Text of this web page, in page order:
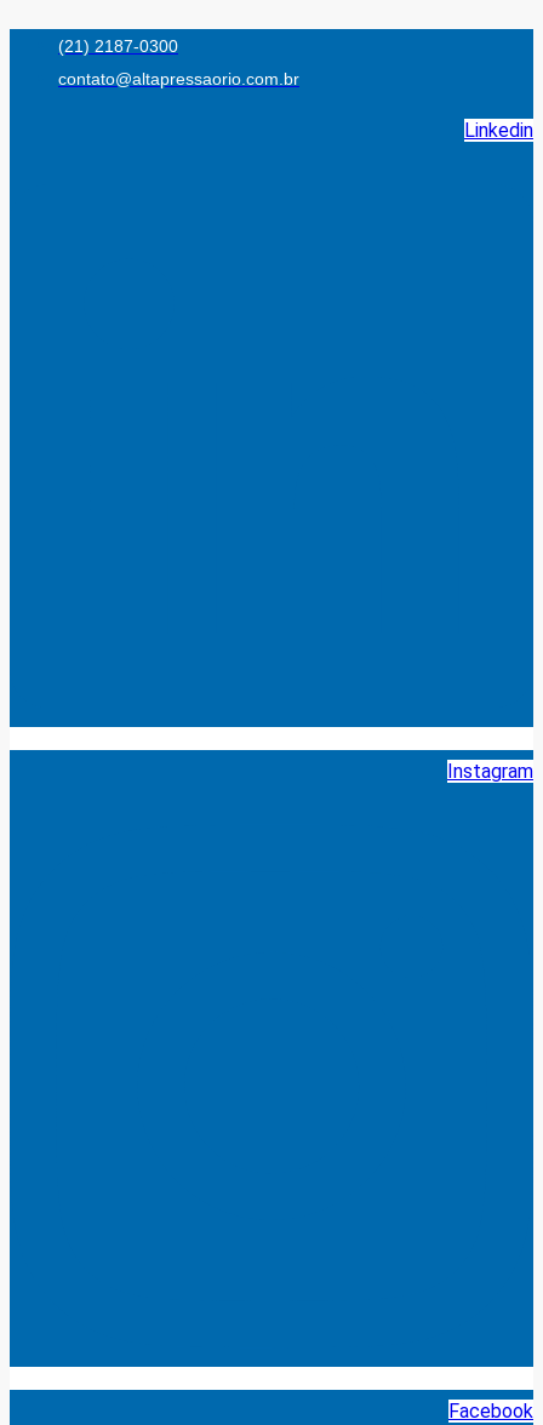
Ir
(21) 2187-0300
contato@altapressaorio.com.br
Linkedin
Instagram
Facebook